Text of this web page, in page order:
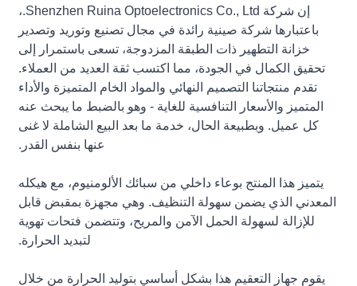
إن شركة Shenzhen Ruina Optoelectronics Co., Ltd.،
باعتبارها شركة صينية رائدة في مجال تصنيع وتوريد وتصدير
خزانة التطهير ذات الطبقة المزدوجة، تسعى باستمرار إلى
تحقيق الكمال في الجودة، مما اكتسب ثقة العديد من العملاء.
تقدم منتجاتنا التصميم النهائي والمواد الخام المتميزة والأداء
المتميز والأسعار التنافسية للغاية - وهو بالضبط ما يبحث عنه
كل عميل. وبطبيعة الحال، خدمة ما بعد البيع الشاملة لا غنى
عنها بنفس القدر.
يتميز هذا المنتج بوعاء داخلي من سبائك الألومنيوم، مع هيكله
المعدني الذي يضمن سهولة التنظيف. وهي مجهزة بمقبض قابل
للإزالة لسهولة الحمل الآمن والمريح، وتتضمن فتحات تهوية
لتبديد الحرارة.
يقوم جهاز التعقيم هذا بشكل أساسي بتوليد الحرارة من خلال